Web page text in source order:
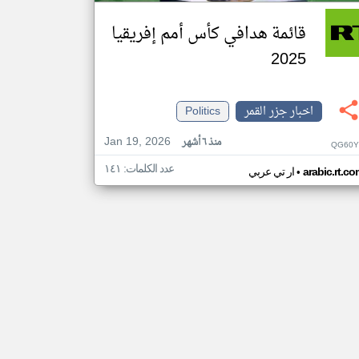
قائمة هدافي كأس أمم إفريقيا
2025
اخبار جزر القمر
Politics
Jan 19, 2026
منذ ٦ أشهر
ار تي عربي• عدد الكلمات: ١٤١